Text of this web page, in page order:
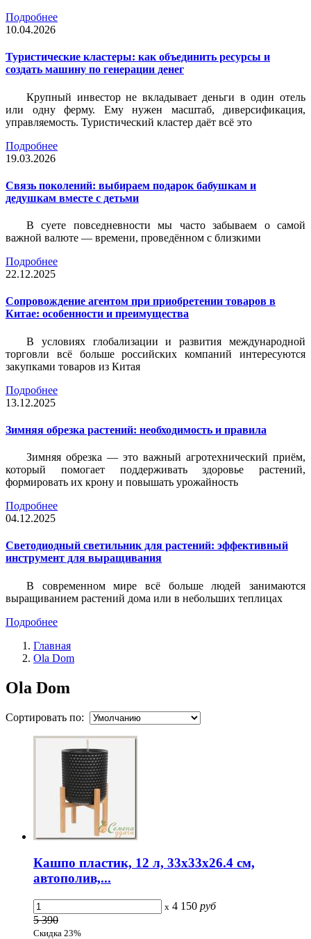
Подробнее
10.04.2026
Туристические кластеры: как объединить ресурсы и
создать машину по генерации денег
Крупный инвестор не вкладывает деньги в один отель
или одну ферму. Ему нужен масштаб, диверсификация,
управляемость. Туристический кластер даёт всё это
Подробнее
19.03.2026
Связь поколений: выбираем подарок бабушкам и
дедушкам вместе с детьми
В суете повседневности мы часто забываем о самой
важной валюте — времени, проведённом с близкими
Подробнее
22.12.2025
Сопровождение агентом при приобретении товаров в
Китае: особенности и преимущества
В условиях глобализации и развития международной
торговли всё больше российских компаний интересуются
закупками товаров из Китая
Подробнее
13.12.2025
Зимняя обрезка растений: необходимость и правила
Зимняя обрезка — это важный агротехнический приём,
который помогает поддерживать здоровье растений,
формировать их крону и повышать урожайность
Подробнее
04.12.2025
Светодиодный светильник для растений: эффективный
инструмент для выращивания
В современном мире всё больше людей занимаются
выращиванием растений дома или в небольших теплицах
Подробнее
Главная
Ola Dom
Ola Dom
Сортировать по:
Кашпо пластик, 12 л, 33х33х26.4 см,
автополив,...
x 4 150 руб
5 390
Скидка 23%